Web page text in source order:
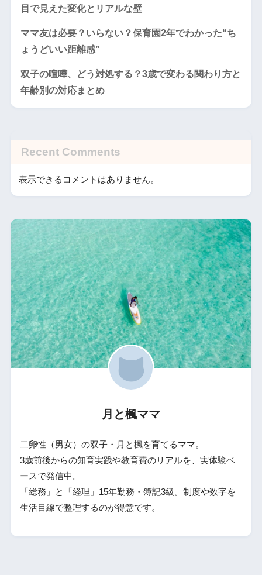
目で見えた変化とリアルな壁
ママ友は必要？いらない？保育園2年でわかった“ち
ょうどいい距離感”
双子の喧嘩、どう対処する？3歳で変わる関わり方と
年齢別の対応まとめ
Recent Comments
表示できるコメントはありません。
月と楓ママ
二卵性（男女）の双子・月と楓を育てるママ。
3歳前後からの知育実践や教育費のリアルを、実体験ベ
ースで発信中。
「総務」と「経理」15年勤務・簿記3級。制度や数字を
生活目線で整理するのが得意です。